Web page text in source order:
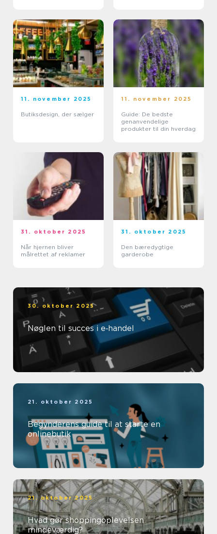
11. november 2025
Butiksdesign, der sælger
11. november 2025
Guide: De bedste
genanvendelige
produkter til din hverdag
31. oktober 2025
Når hjernen bliver
målrettet af reklamer
31. oktober 2025
Den bæredygtige
garderobe
30. oktober 2025
Nøglen til succes i e‑handel
21. oktober 2025
Begynderens guide til at starte en
onlinebutik
21. oktober 2025
Hvad gør shoppingoplevelsen
mindeværdig?